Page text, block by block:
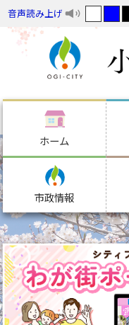
音声読み上げ
ホーム
市政情報